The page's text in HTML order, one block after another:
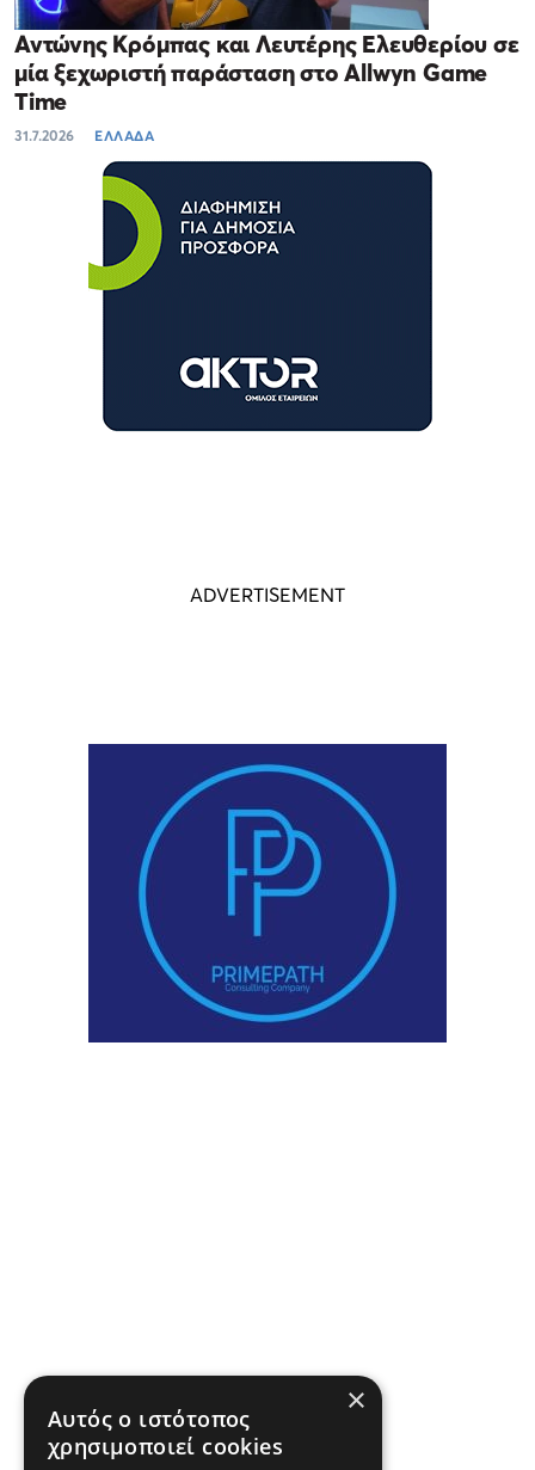
Αντώνης Κρόμπας και Λευτέρης Ελευθερίου σε
μία ξεχωριστή παράσταση στο Allwyn Game
Time
31.7.2026 ΕΛΛΑΔΑ
×
Αυτός ο ιστότοπος
χρησιμοποιεί cookies